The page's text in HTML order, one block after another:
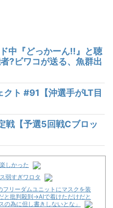
中『どっかーん!!』と聴
?ビワコが送る、魚群出
ト #91【沖選手がLT目
戦【予選5回戦Cブロッ
しかった
弱すぎワロタ
フリーダムユニットにマスクを装
批判殺到→AIで着けただけだと
為に但し書きしないとな」